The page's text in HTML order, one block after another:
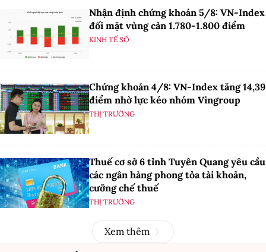
Nhận định chứng khoán 5/8: VN-Index
đối mặt vùng cản 1.780-1.800 điểm
KINH TẾ SỐ
Chứng khoán 4/8: VN-Index tăng 14,39
điểm nhờ lực kéo nhóm Vingroup
THỊ TRƯỜNG
Thuế cơ sở 6 tỉnh Tuyên Quang yêu cầu
các ngân hàng phong tỏa tài khoản,
cưỡng chế thuế
THỊ TRƯỜNG
Xem thêm